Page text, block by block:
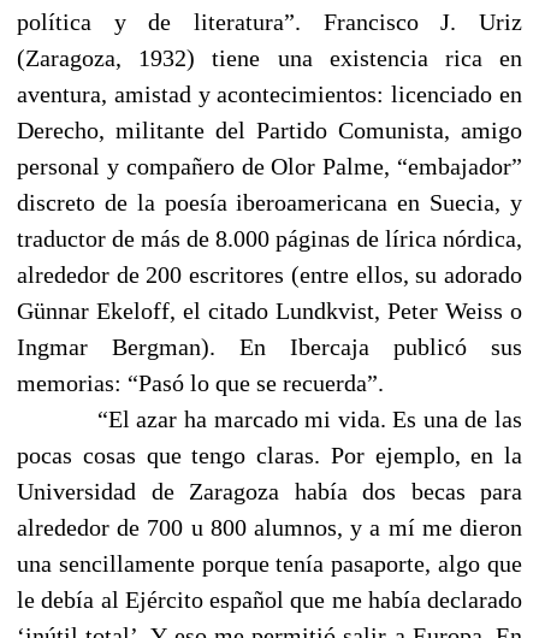
política y de literatura”. Francisco J. Uriz
(Zaragoza, 1932) tiene una existencia rica en
aventura, amistad y acontecimientos: licenciado en
Derecho, militante del Partido Comunista, amigo
personal y compañero de Olor Palme, “embajador”
discreto de la poesía iberoamericana en Suecia, y
traductor de más de 8.000 páginas de lírica nórdica,
alrededor de 200 escritores (entre ellos, su adorado
Günnar Ekeloff, el citado Lundkvist, Peter Weiss o
Ingmar Bergman). En Ibercaja publicó sus
memorias: “Pasó lo que se recuerda”.
“El azar ha marcado mi vida. Es una de las
pocas cosas que tengo claras. Por ejemplo, en la
Universidad de Zaragoza había dos becas para
alrededor de 700 u 800 alumnos, y a mí me dieron
una sencillamente porque tenía pasaporte, algo que
le debía al Ejército español que me había declarado